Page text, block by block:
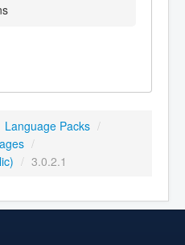
Language Packs /
/
/ 3.0.2.1